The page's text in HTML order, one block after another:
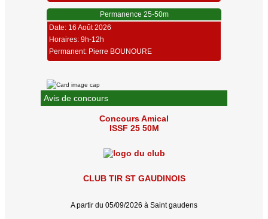
Permanence 25-50m
Date: 16 Août 2026
Horaires: 9h-12h
Permanent: Pierre BOUNOURE
Avis de concours
Concours Amical
ISSF 25 50M
CLUB TIR ST GAUDINOIS
A partir du 05/09/2026 à Saint gaudens